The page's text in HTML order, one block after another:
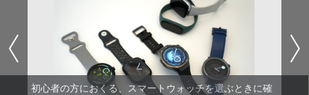
初心者の方におくる、スマートウォッチを選ぶときに確